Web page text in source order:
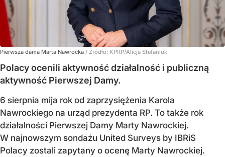
Pierwsza dama Marta Nawrocka / Źródło: KPRP/Alicja Stefaniuk
Polacy ocenili aktywność działalność i publiczną
aktywność Pierwszej Damy.
6 sierpnia mija rok od zaprzysiężenia Karola
Nawrockiego na urząd prezydenta RP. To także rok
działalności Pierwszej Damy Marty Nawrockiej.
W najnowszym sondażu United Surveys by IBRiS
Polacy zostali zapytany o ocenę Marty Nawrockiej.